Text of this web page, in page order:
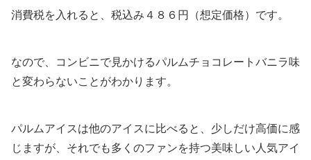
消費税を入れると、税込み４８６円（想定価格）です。
なので、コンビニで見かけるパルムチョコレートバニラ味
と変わらないことがわかります。
パルムアイスは他のアイスに比べると、少しだけ高価に感
じますが、それでも多くのファンを持つ美味しい人気アイ